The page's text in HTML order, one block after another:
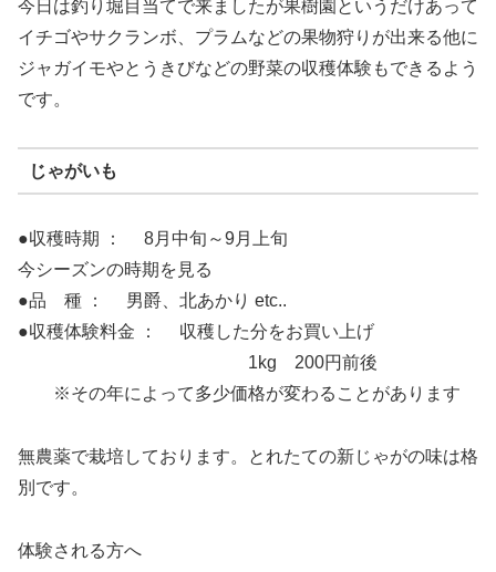
今日は釣り堀目当てで来ましたが果樹園というだけあって
イチゴやサクランボ、プラムなどの果物狩りが出来る他に
ジャガイモやとうきびなどの野菜の収穫体験もできるよう
です。
じゃがいも
●収穫時期 ： 8月中旬～9月上旬
今シーズンの時期を見る
●品 種 ： 男爵、北あかり etc..
●収穫体験料金 ： 収穫した分をお買い上げ
1kg 200円前後
※その年によって多少価格が変わることがあります
無農薬で栽培しております。とれたての新じゃがの味は格
別です。
体験される方へ